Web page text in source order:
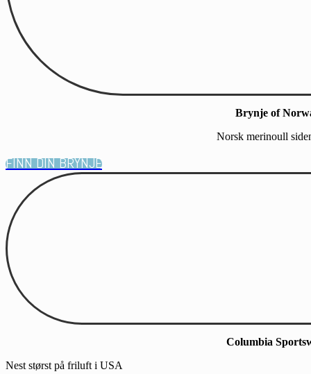
Brynje of
Norsk merinoull
FINN DIN BRYNJE
Columbia
Nest størst på friluft i USA